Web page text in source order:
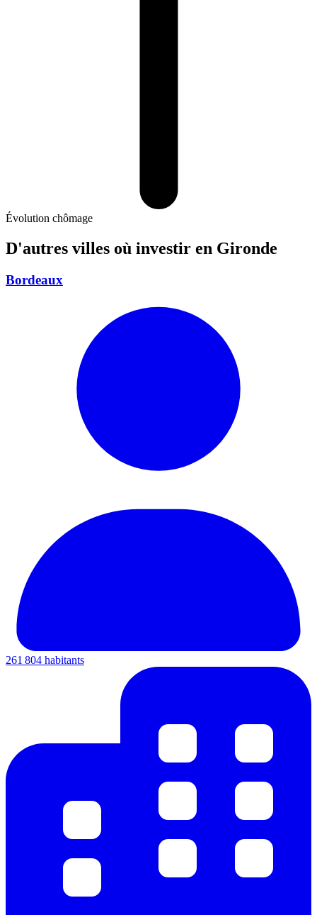
Évolution chômage
D'autres villes où investir en Gironde
Bordeaux
261 804 habitants